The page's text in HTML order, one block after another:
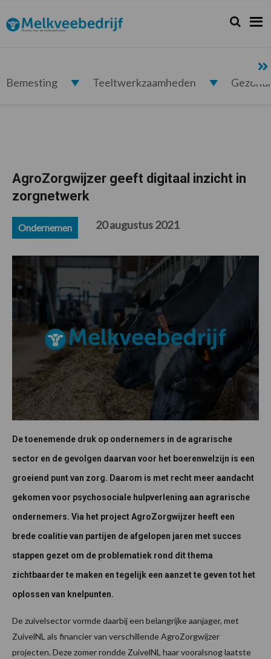
de
hoofdnavigatie
de
hoofd
de
eerste
de
voettekst
Melkveebedrijf.nl Zoeken...
Zoek
Bemesting Teeltwerkzaamheden
AgroZorgwijzer geeft digitaal inzicht in
zorgnetwerk
Ondernemen 20 augustus 2021
De toenemende druk op ondernemers in de agrarische
sector en de gevolgen daarvan voor het boerenwelzijn is een
groeiend punt van zorg. Daarom is met recht meer aandacht
gekomen voor psychosociale hulpverlening aan agrarische
ondernemers. Via het project AgroZorgwijzer heeft een
brede coalitie van partijen de afgelopen jaren met succes
stappen gezet om de problematiek rond dit thema
zichtbaarder te maken en tegelijk een aanzet te geven tot het
oplossen van knelpunten.
De zuivelsector vormde daarbij een belangrijke aanjager, met
ZuivelNL als financier van verschillende AgroZorgwijzer
projecten. Deze zomer rondde ZuivelNL haar vooralsnog laatste